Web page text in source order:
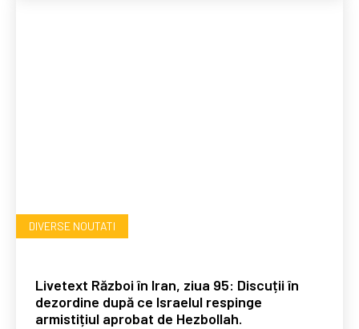
DIVERSE NOUTATI
Livetext Război în Iran, ziua 95: Discuții în
dezordine după ce Israelul respinge
armistițiul aprobat de Hezbollah.